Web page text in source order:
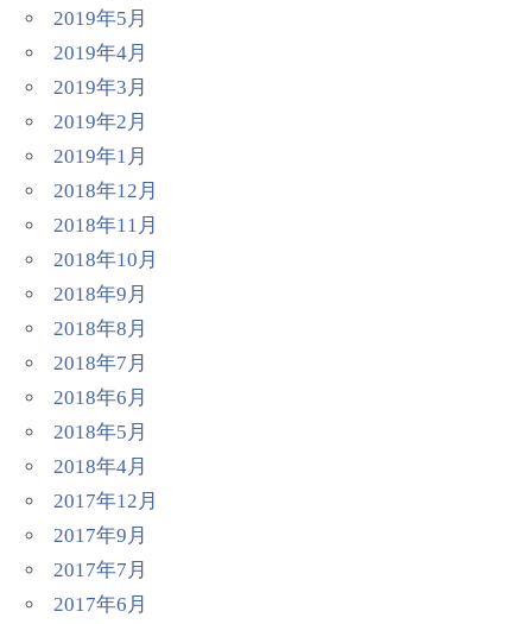
2019年5月
2019年4月
2019年3月
2019年2月
2019年1月
2018年12月
2018年11月
2018年10月
2018年9月
2018年8月
2018年7月
2018年6月
2018年5月
2018年4月
2017年12月
2017年9月
2017年7月
2017年6月